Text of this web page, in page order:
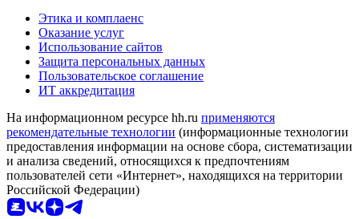
Этика и комплаенс
Оказание услуг
Использование сайтов
Защита персональных данных
Пользовательское соглашение
ИТ аккредитация
На информационном ресурсе hh.ru применяются
рекомендательные технологии (информационные технологии
предоставления информации на основе сбора, систематизации
и анализа сведений, относящихся к предпочтениям
пользователей сети «Интернет», находящихся на территории
Российской Федерации)